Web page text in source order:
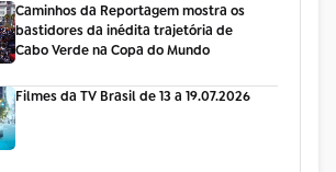
Caminhos da Reportagem mostra os
bastidores da inédita trajetória de
Cabo Verde na Copa do Mundo
Filmes da TV Brasil de 13 a 19.07.2026